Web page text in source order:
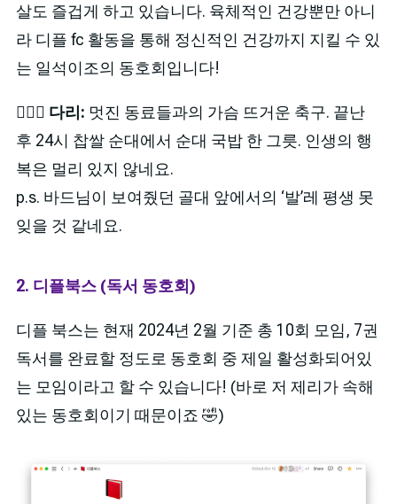
살도 즐겁게 하고 있습니다. 육체적인 건강뿐만 아니
라 디플 fc 활동을 통해 정신적인 건강까지 지킬 수 있
는 일석이조의 동호회입니다!
🙋🏻‍♂️ 다리: 멋진 동료들과의 가슴 뜨거운 축구. 끝난
후 24시 찹쌀 순대에서 순대 국밥 한 그릇. 인생의 행
복은 멀리 있지 않네요.
p.s. 바드님이 보여줬던 골대 앞에서의 ‘발’레 평생 못
잊을 것 같네요.
2. 디플북스 (독서 동호회)
디플 북스는 현재 2024년 2월 기준 총 10회 모임, 7권
독서를 완료할 정도로 동호회 중 제일 활성화되어있
는 모임이라고 할 수 있습니다! (바로 저 제리가 속해
있는 동호회이기 때문이죠 🤣)